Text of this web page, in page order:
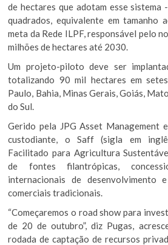
de hectares que adotam esse
quadrados, equivalente em tamanho
meta da Rede ILPF, responsável pelo
milhões de hectares até 2030.
Um projeto-piloto deve ser
totalizando 90 mil hectares em
Paulo, Bahia, Minas Gerais, Goiás,
do Sul.
Gerido pela JPG Asset Management
custodiante, o Saff (sigla em
Facilitado para Agricultura
de fontes filantrópicas,
internacionais de desenvolvimento
comerciais tradicionais.
“Começaremos o road show para
de 20 de outubro”, diz Pugas,
rodada de captação de recursos